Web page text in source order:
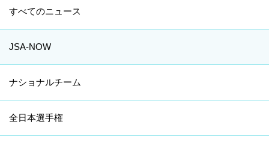
すべてのニュース
JSA-NOW
ナショナルチーム
全日本選手権